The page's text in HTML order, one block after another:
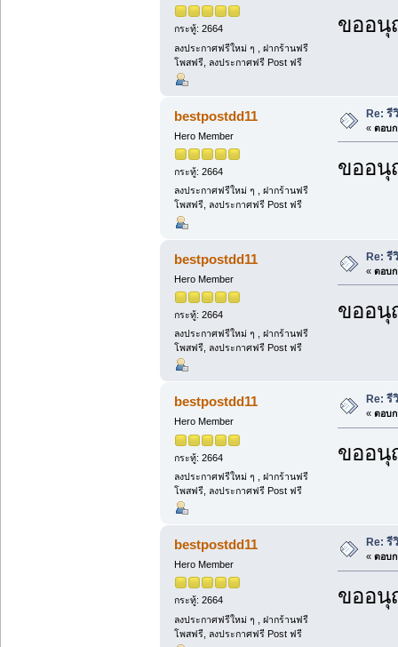
กระทู้: 2664
ลงประกาศฟรีใหม่ ๆ , ฝากร้านฟรี
โพสฟรี, ลงประกาศฟรี Post ฟรี
ขออ
bestpostdd11
Hero Member
กระทู้: 2664
ลงประกาศฟรีใหม่ ๆ , ฝากร้านฟรี
โพสฟรี, ลงประกาศฟรี Post ฟรี
Re: รี
« ตอบก
ขออ
bestpostdd11
Hero Member
กระทู้: 2664
ลงประกาศฟรีใหม่ ๆ , ฝากร้านฟรี
โพสฟรี, ลงประกาศฟรี Post ฟรี
Re: รี
« ตอบก
ขออ
bestpostdd11
Hero Member
กระทู้: 2664
ลงประกาศฟรีใหม่ ๆ , ฝากร้านฟรี
โพสฟรี, ลงประกาศฟรี Post ฟรี
Re: รี
« ตอบก
ขออ
bestpostdd11
Hero Member
กระทู้: 2664
ลงประกาศฟรีใหม่ ๆ , ฝากร้านฟรี
โพสฟรี, ลงประกาศฟรี Post ฟรี
Re: รี
« ตอบก
ขออ